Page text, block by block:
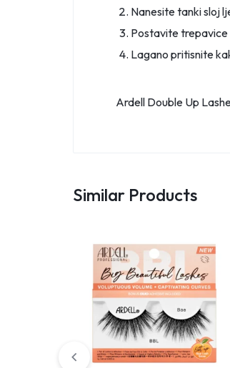
Nanesite tanki sloj
Postavite trepavice
Lagano pritisnite
Ardell Double Up
Similar Products